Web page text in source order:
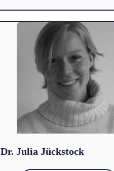
Dr. Julia Jückstock